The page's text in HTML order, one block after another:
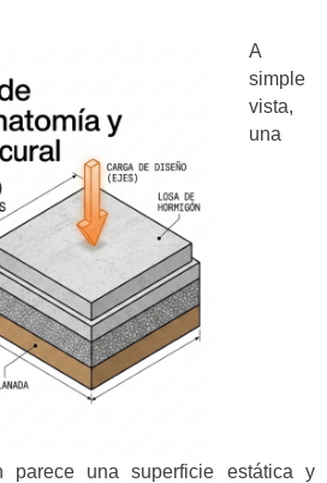
A
simple
vista,
una
parece una superficie estática y